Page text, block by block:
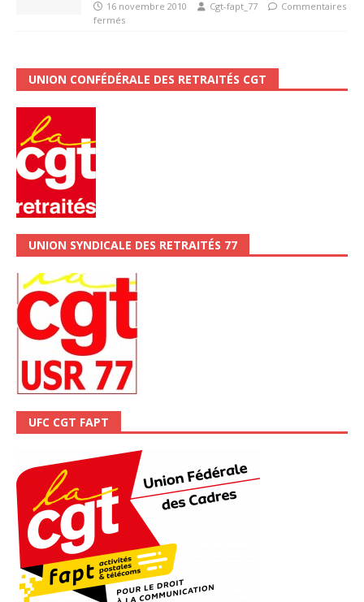
16 novembre 2010 Cgt-fapt_77
Commentaires
fermés
UNION CONFÉDÉRALE DES RETRAITÉS CGT
UNION SYNDICALE DES RETRAITÉS 77
UFC CGT FAPT